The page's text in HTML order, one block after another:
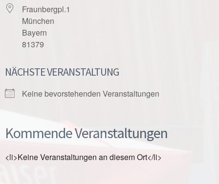
Fraunbergpl.1
München
Bayern
81379
NÄCHSTE VERANSTALTUNG
Keine bevorstehenden Veranstaltungen
Kommende Veranstaltungen
<li>Keine Veranstaltungen an diesem Ort</li>